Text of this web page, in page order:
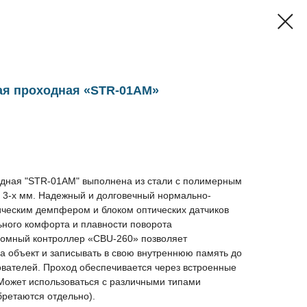
проходная «STR-01AM»
"STR-01AM" выполнена из стали с полимерным
х мм. Надежный и долговечный нормально-
демпфером и блоком оптических датчиков
комфорта и плавности поворота
контроллер «CBU-260» позволяет
объект и записывать в свою внутреннюю память до
Проход обеспечивается через встроенные
использоваться с различными типами
отдельно).